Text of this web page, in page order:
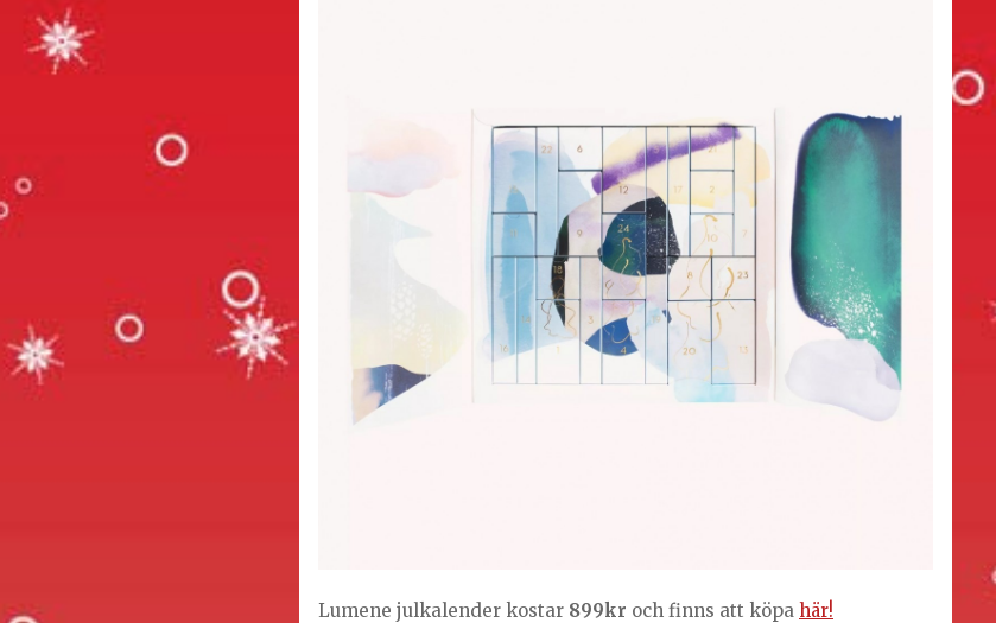
Lumene julkalender kostar 899kr och finns att köpa här!